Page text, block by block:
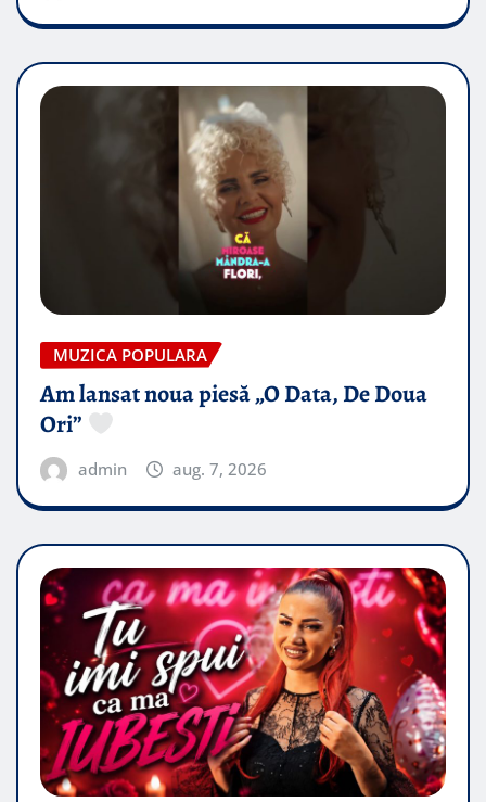
MUZICA POPULARA
Am lansat noua piesă „O Data, De Doua
Ori”
admin aug. 7, 2026